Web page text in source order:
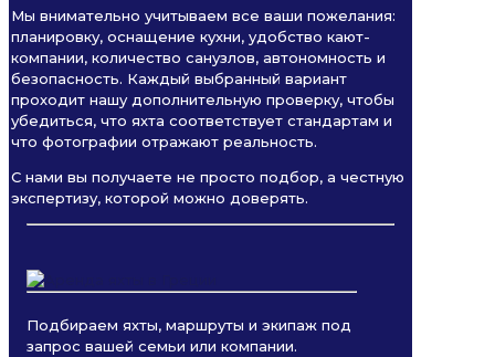
Мы внимательно учитываем все ваши пожелания:
планировку, оснащение кухни, удобство кают-
компании, количество санузлов, автономность и
безопасность. Каждый выбранный вариант
проходит нашу дополнительную проверку, чтобы
убедиться, что яхта соответствует стандартам и
что фотографии отражают реальность.
С нами вы получаете не просто подбор, а честную
экспертизу, которой можно доверять.
Подбираем яхты, маршруты и экипаж под
запрос вашей семьи или компании.